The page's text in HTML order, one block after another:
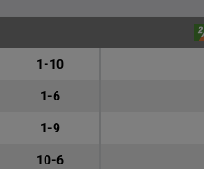
1-10
1-6
1-9
10-6